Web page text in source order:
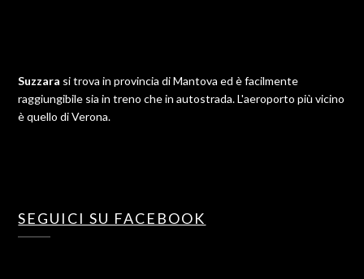
Suzzara si trova in provincia di Mantova ed è facilmente
raggiungibile sia in treno che in autostrada. L'aeroporto più vicino
è quello di Verona.
SEGUICI SU FACEBOOK